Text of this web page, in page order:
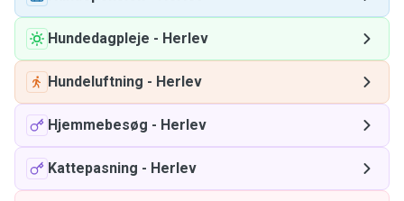
Hundedagpleje - Herlev
Hundeluftning - Herlev
Hjemmebesøg - Herlev
Kattepasning - Herlev